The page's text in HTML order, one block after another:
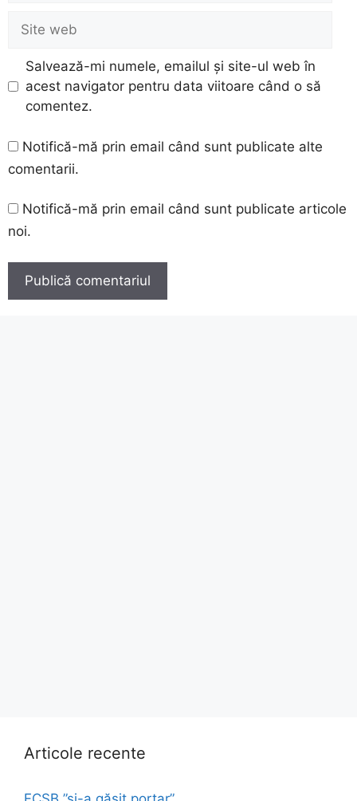
Site
web
Salvează-mi numele, emailul și site-ul web în
acest navigator pentru data viitoare când o să
comentez.
Notifică-mă prin email când sunt publicate alte
comentarii.
Notifică-mă prin email când sunt publicate articole
noi.
Articole recente